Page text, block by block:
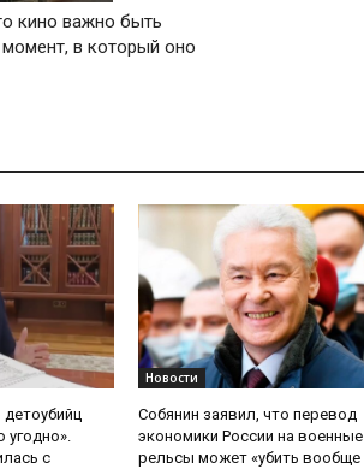
кино важно быть
в который оно
угодно».
с
Новости
Собянин заявил, что перевод
экономики России на военные
рельсы может «убить вообще